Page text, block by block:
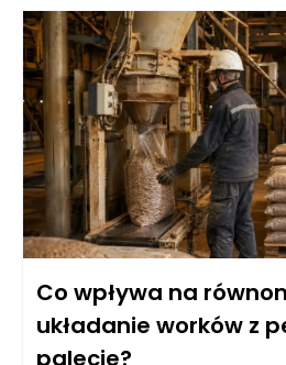
produkcji. Właściwa konstrukcja
oraz system wentylacji, ma
składowanych pelletów.
bowiem zależna od regularności i
surowców. Kluczowym elementem
systemy wyciągu, które powinny
pellet z silosu do następnego etapu
jednocześnie utratę materiału i
poziom ciśnienia.
Co wpływa na
układanie worków z
palecie?